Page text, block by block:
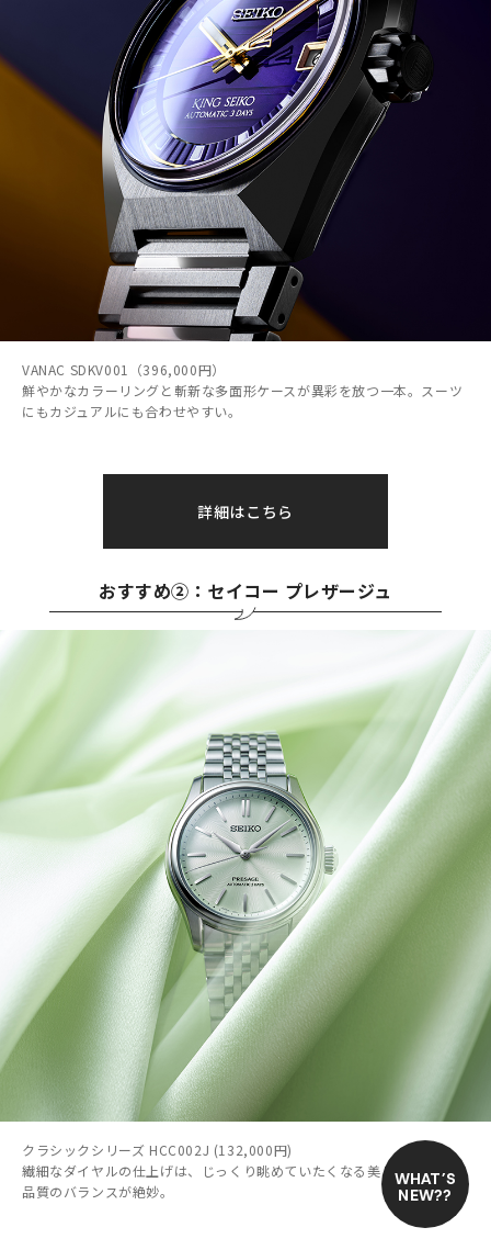
WHAT’S
NEW??
VANAC SDKV001（396,000円）
鮮やかなカラーリングと斬新な多面形ケースが異彩を放つ一本。スーツ
にもカジュアルにも合わせやすい。
詳細はこちら
おすすめ②：セイコー プレザージュ
クラシックシリーズ HCC002J (132,000円)
繊細なダイヤルの仕上げは、じっくり眺めていたくなる美しさ。価格と
品質のバランスが絶妙。